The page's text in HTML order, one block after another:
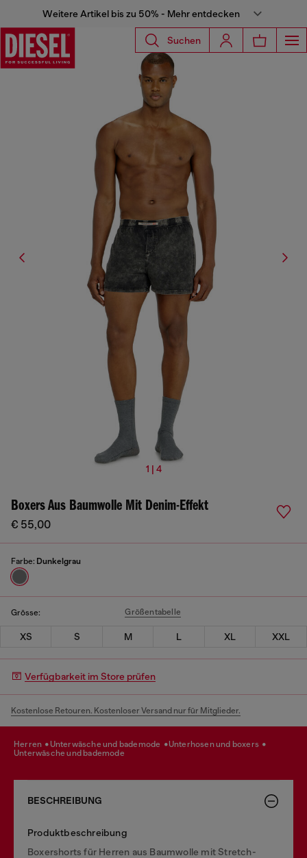
Weitere Artikel bis zu 50% - Mehr entdecken
Suchen
1 | 4
Boxers Aus Baumwolle Mit Denim-Effekt
€ 55,00
Farbe: Dunkelgrau
Grösse: Größentabelle
XS S M L XL XXL
Verfügbarkeit im Store prüfen
Kostenlose Retouren. Kostenloser Versand nur für Mitglieder.
herren unterwäsche und bademode
unterhosen und boxers
unterwäsche und bademode
BESCHREIBUNG
Produktbeschreibung
Boxershorts für Herren aus Baumwolle mit Stretch-